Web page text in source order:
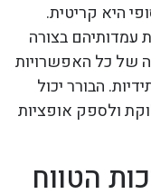
היא קריטית.
עמדותיהם בצורה
של כל האפשרויות
הבורר יכול
ולספק אופציות
הטווח